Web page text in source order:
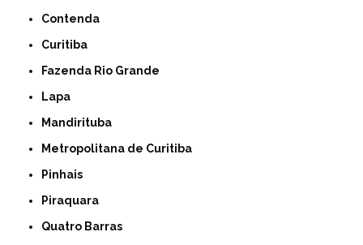
Contenda
Curitiba
Fazenda Rio Grande
Lapa
Mandirituba
Metropolitana de Curitiba
Pinhais
Piraquara
Quatro Barras